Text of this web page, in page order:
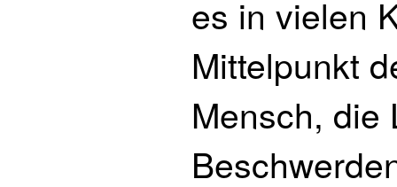
es in vielen
Mittelpunkt
Mensch, die